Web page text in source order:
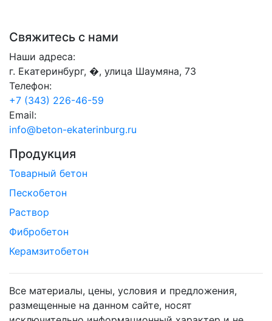
Свяжитесь с нами
Наши адреса:
г. Екатеринбург, �, улица Шаумяна, 73
Телефон:
+7 (343) 226-46-59
Email:
info@beton-ekaterinburg.ru
Продукция
Товарный бетон
Пескобетон
Раствор
Фибробетон
Керамзитобетон
Все материалы, цены, условия и предложения,
размещенные на данном сайте, носят